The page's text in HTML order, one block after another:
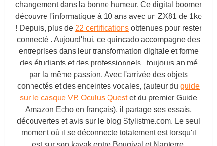
changement dans la bonne humeur. Ce digital boomer
découvre l'informatique à 10 ans avec un ZX81 de 1ko
! Depuis, plus de 22 certifications obtenues pour rester
connecté . Aujourd'hui, ce quincado accompagne des
entreprises dans leur transformation digitale et forme
des étudiants et des professionnels , toujours animé
par la même passion. Avec l'arrivée des objets
connectés et des enceintes vocales, (auteur du guide
sur le casque VR Oculus Questet du premier Guide
Amazon Echo en français), il partage ses essais,
découvertes et avis sur le blog Stylistme.com. Le seul
moment où il se déconnecte totalement est lorsqu'il